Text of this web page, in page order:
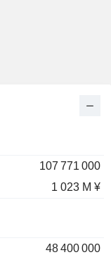
107 771 000
1 023 M ¥
48 400 000